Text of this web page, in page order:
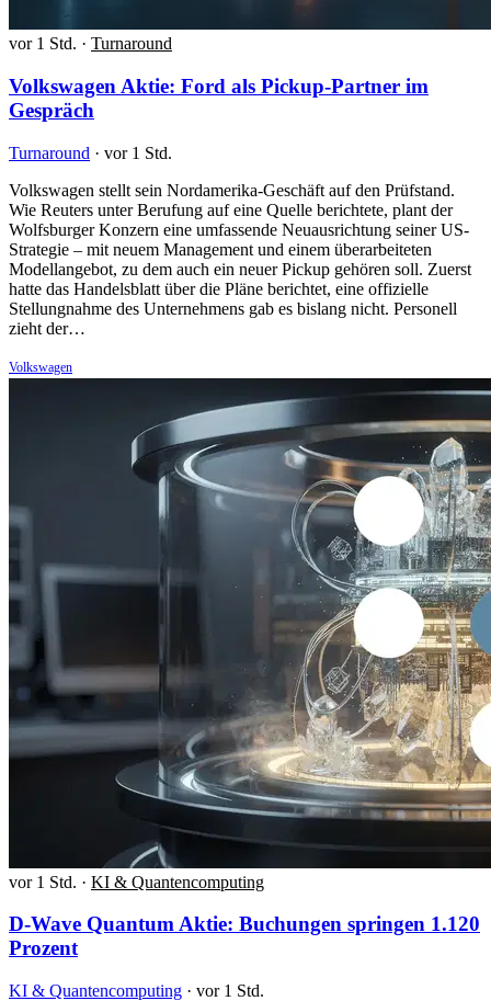
vor 1 Std. · Turnaround
Volkswagen Aktie: Ford als Pickup-Partner im
Gespräch
Turnaround · vor 1 Std.
Volkswagen stellt sein Nordamerika-Geschäft auf den Prüfstand.
Wie Reuters unter Berufung auf eine Quelle berichtete, plant der
Wolfsburger Konzern eine umfassende Neuausrichtung seiner US-
Strategie – mit neuem Management und einem überarbeiteten
Modellangebot, zu dem auch ein neuer Pickup gehören soll. Zuerst
hatte das Handelsblatt über die Pläne berichtet, eine offizielle
Stellungnahme des Unternehmens gab es bislang nicht. Personell
zieht der…
Volkswagen
vor 1 Std. · KI & Quantencomputing
D-Wave Quantum Aktie: Buchungen springen 1.120
Prozent
KI & Quantencomputing · vor 1 Std.